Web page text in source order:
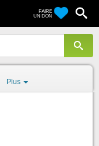
FAIRE
UN DON
Plus